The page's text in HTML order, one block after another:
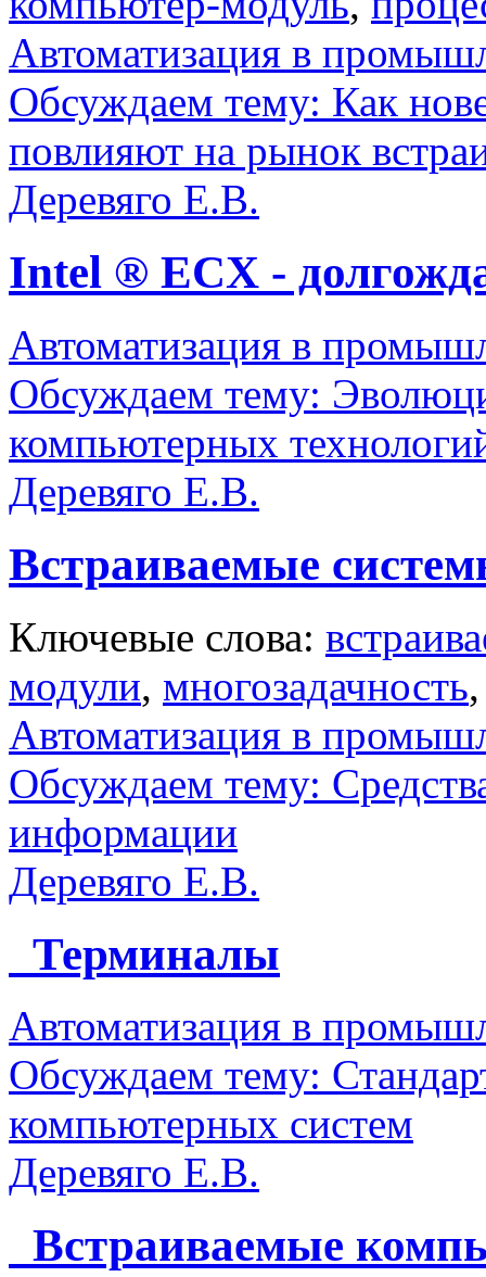
Автоматизация в
Обсуждаем тему: Как
повлияют на рынок
Деревяго Е.В.
Intel ® ECX -
Автоматизация в
Обсуждаем тему:
компьютерных
Деревяго Е.В.
Встраиваемые
Ключевые слова:
модули, многозадачность
Автоматизация в
Обсуждаем тему:
информации
Деревяго Е.В.
Терминалы
Автоматизация в
Обсуждаем тему:
компьютерных систем
Деревяго Е.В.
Встраиваемые